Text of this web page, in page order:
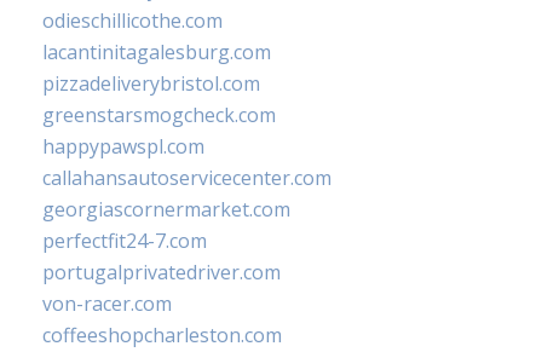
odieschillicothe.com
lacantinitagalesburg.com
pizzadeliverybristol.com
greenstarsmogcheck.com
happypawspl.com
callahansautoservicecenter.com
georgiascornermarket.com
perfectfit24-7.com
portugalprivatedriver.com
von-racer.com
coffeeshopcharleston.com